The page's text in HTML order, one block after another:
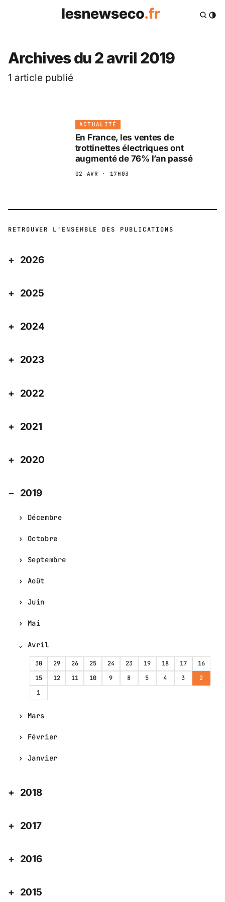
Les News Eco .fr —
Archives du 2 avril 2019
1 article publié
ACTUALITÉ
En France, les ventes de
trottinettes électriques ont
augmenté de 76% l’an passé
02 AVR · 17H03
RETROUVER L'ENSEMBLE DES PUBLICATIONS
2026
2025
2024
2023
2022
2021
2020
2019
Décembre
Octobre
Septembre
Août
Juin
Mai
Avril
30 29 26 25 24 23 19 18 17
16
15
12 11 10 9 8 5 4 3
2
1
Mars
Février
Janvier
2018
2017
2016
2015